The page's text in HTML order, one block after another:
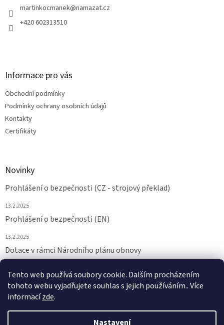
Tento web používá soubory cookie. Dalším procházením
tohoto webu vyjadřujete souhlas s jejich používáním.. Více
informacízde.
Nastavení
martinkocmanek@namazat.cz
+420 602313510
Informace pro vás
Obchodní podmínky
Podmínky ochrany osobních údajů
Kontakty
Certifikáty
Novinky
Prohlášení o bezpečnosti (CZ - strojový překlad)
13.2.2025
Prohlášení o bezpečnosti (EN)
13.2.2025
Dotace v rámci Národního plánu obnovy
ARCHIV